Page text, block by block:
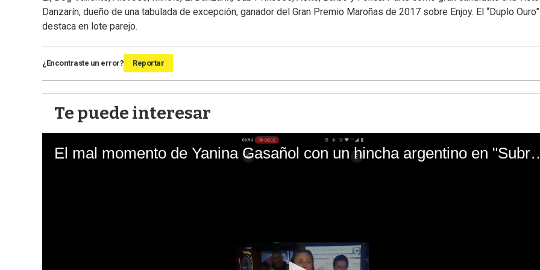
Danzarín, dueño de una tabulada de excepción, ganador del Gran Premio Maroñas de 2017 sobre Enjoy. El “Duplo
destaca en lote parejo.
¿Encontraste un error? Reportar
Te puede interesar
El mal momento de Yanina